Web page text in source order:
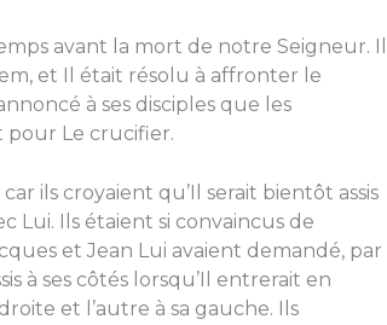
avant la mort de notre Seigneur. Il
et Il était résolu à affronter le
à ses disciples que les
pour Le crucifier.
ils croyaient qu’Il serait bientôt assis
Lui. Ils étaient si convaincus de
et Jean Lui avaient demandé, par
à ses côtés lorsqu’Il entrerait en
et l’autre à sa gauche. Ils